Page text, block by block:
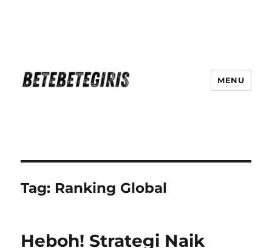
MENU
Tag: Ranking Global
Heboh! Strategi Naik